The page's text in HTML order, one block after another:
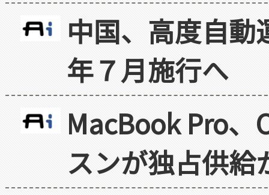
中国、高度自
年７月施行へ
MacBook Pro
スンが独占供給